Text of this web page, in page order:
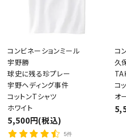
コンビネーションミール
宇野勝
球史に残る珍プレー
宇野ヘディング事件
コットンTシャツ
ホワイト
5,500円(税込)
5件
コ
久
コ
オ